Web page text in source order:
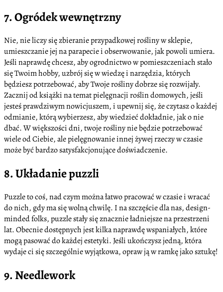
7. Ogródek wewnętrzny
Nie, nie liczy się zbieranie przypadkowej rośliny w sklepie,
umieszczanie jej na parapecie i obserwowanie, jak powoli umiera.
Jeśli naprawdę chcesz, aby ogrodnictwo w pomieszczeniach stało
się Twoim hobby, uzbrój się w wiedzę i narzędzia, których
będziesz potrzebować, aby Twoje rośliny dobrze się rozwijały.
Zacznij od książki na temat pielęgnacji roślin domowych, jeśli
jesteś prawdziwym nowicjuszem, i upewnij się, że czytasz o każdej
odmianie, którą wybierzesz, aby wiedzieć dokładnie, jak o nie
dbać. W większości dni, twoje rośliny nie będzie potrzebować
wiele od Ciebie, ale pielęgnowanie innej żywej rzeczy w czasie
może być bardzo satysfakcjonujące doświadczenie.
8. Układanie puzzli
Puzzle to coś, nad czym można łatwo pracować w czasie i wracać
do nich, gdy ma się wolną chwilę. I na szczęście dla nas, design-
minded folks, puzzle stały się znacznie ładniejsze na przestrzeni
lat. Obecnie dostępnych jest kilka naprawdę wspaniałych, które
mogą pasować do każdej estetyki. Jeśli ukończysz jedną, która
wydaje ci się szczególnie wyjątkowa, opraw ją w ramkę jako sztukę!
9. Needlework